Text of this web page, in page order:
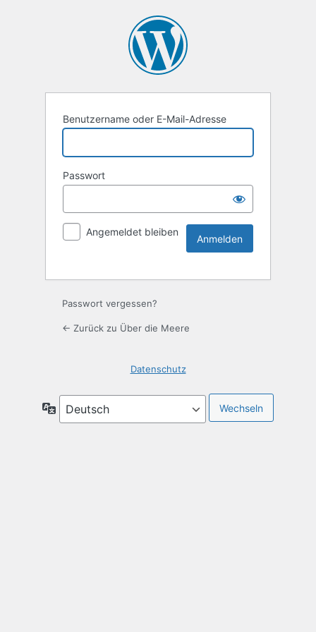
Benutzername oder E-Mail-Adresse
Passwort
Angemeldet bleiben
Passwort vergessen?
← Zurück zu Über die Meere
Datenschutz
Sprache